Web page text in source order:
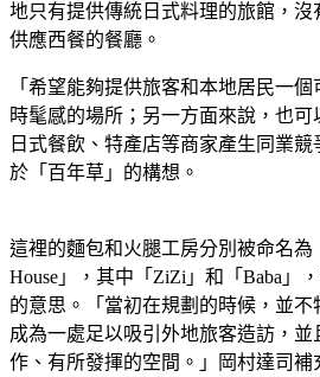
地只有提供傳統日式料理的旅館，
供應西餐的餐廳。
「希望能夠提供旅客和本地居民一
時髦感的場所；另一方面來說，也
日式餐飲、特產店等商家產生同業
於「百年草」的構想。
這裡的麵包和火腿工房分別被命名
House」，其中「ZiZi」和「Baba」
的意思。「當初在規劃的時候，並
成為一處足以吸引外地旅客造訪，
作、有所發揮的空間。」岡村達司補